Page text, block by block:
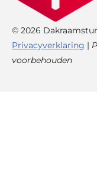
© 2026
Privacyverklaring |
voorbehouden